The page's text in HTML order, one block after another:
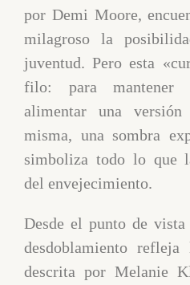
por Demi Moore,
milagroso la
juventud. Pero esta
filo: para mantener
alimentar una
misma, una sombra
simboliza todo lo que
del envejecimiento.
Desde el punto de
desdoblamiento
descrita por Melanie